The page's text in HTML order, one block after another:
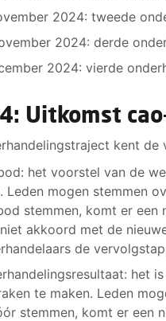
2024: tweede
2024: derde
2024: vierde
Uitkomst
kent
het voorstel van de
Leden mogen stemmen
stemmen, komt er een
akkoord met de
de
het
te maken. Leden
stemmen, komt er een